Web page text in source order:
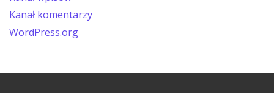
Kanał komentarzy
WordPress.org